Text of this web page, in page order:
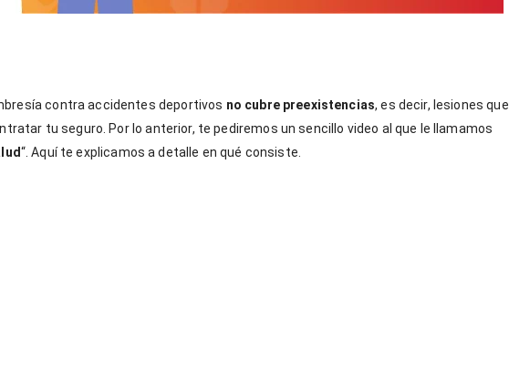
contra accidentes deportivos no cubre preexistencias, es decir, lesiones que
tu seguro. Por lo anterior, te pediremos un sencillo video al que le llamamos
“. Aquí te explicamos a detalle en qué consiste.